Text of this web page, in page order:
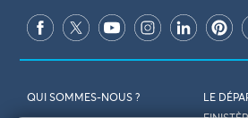
QUI SOMMES-NOUS ?
LE